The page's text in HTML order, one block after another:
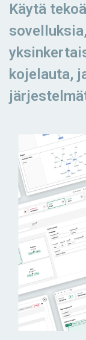
Käytä
kojelauta,